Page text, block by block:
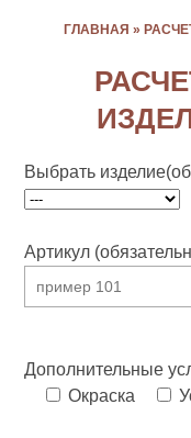
ГЛАВНАЯ »
Выбрать
Артикул
Дополнительные
Окраска